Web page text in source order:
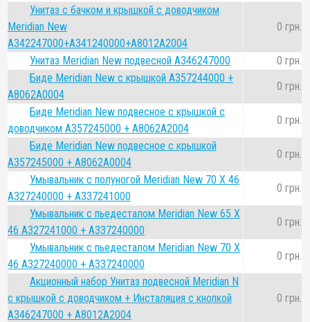
Унитаз с бачком и крышкой с доводчиком
Meridian New
A342247000+A341240000+A8012A2004
0 грн.
Унитаз Meridian New подвесной A346247000
0 грн.
Биде Meridian New с крышкой A357244000 +
A8062A0004
0 грн.
Биде Meridian New подвесное с крышкой с
доводчиком A357245000 + A8062A2004
0 грн.
Биде Meridian New подвесное с крышкой
A357245000 + A8062А0004
0 грн.
Умывальник с полуногой Meridian New 70 Х 46
A327240000 + A337241000
0 грн.
Умывальник с пьедесталом Meridian New 65 Х
46 A327241000 + A337240000
0 грн.
Умывальник с пьедесталом Meridian New 70 Х
46 A327240000 + A337240000
0 грн.
Акционный набор Унитаз подвесной Meridian N
с крышкой с доводчиком + Инсталяция с кнопкой
A346247000 + A8012A2004
0 грн.